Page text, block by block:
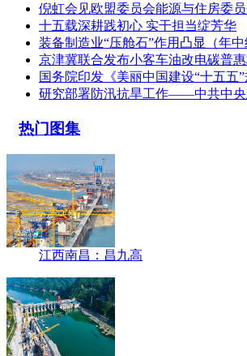
倪虹会见欧盟委员会能源与住房委员
十五载深耕践初心 实干担当绽芳华
装备制造业“压舱石”作用凸显（年
京津冀联合发布小客车油改电碳普
国务院印发《美丽中国建设“十五五”
研究部署防汛抗旱工作——中共中
热门图集
江西南昌：昌九高